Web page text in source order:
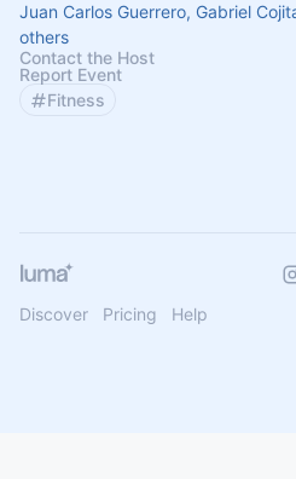
Juan Carlos Guerrero, Gabriel
others
Contact the Host
Report Event
Fitness
Discover Pricing Help